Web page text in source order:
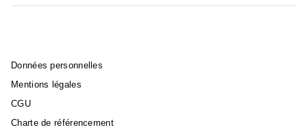
Données personnelles
Mentions légales
CGU
Charte de référencement